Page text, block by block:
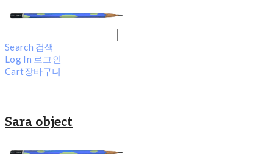
Search 검색
Log In 로그인
Cart장바구니
Sara object